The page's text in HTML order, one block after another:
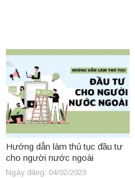
Hướng dẫn làm thủ tục đầu tư
cho người nước ngoài
Ngày đăng: 04/02/2023